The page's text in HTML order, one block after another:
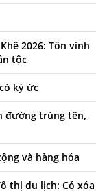
2026: Tôn vinh
tộc
ký ức
đường trùng tên,
và hàng hóa
thị du lịch: Có xóa